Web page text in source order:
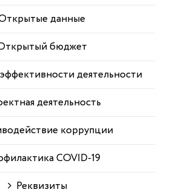
данные
бюджет
деятельности
деятельность
коррупции
COVID-19
Реквизиты